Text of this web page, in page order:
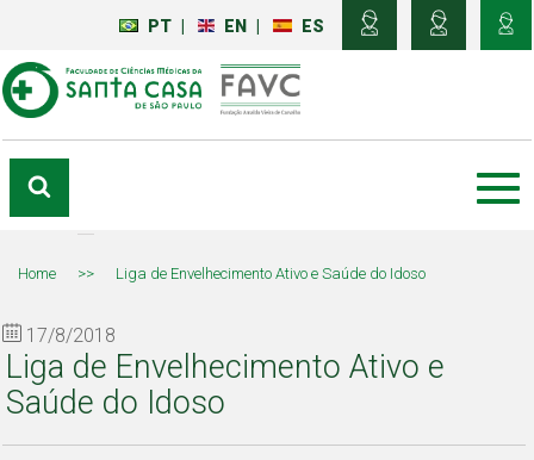
PT EN ES
Home >> Liga de Envelhecimento Ativo e Saúde do Idoso
17/8/2018
Liga de Envelhecimento Ativo e
Saúde do Idoso